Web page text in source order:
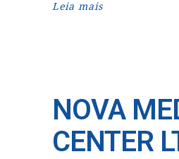
Leia mais
NOVA
CENTER